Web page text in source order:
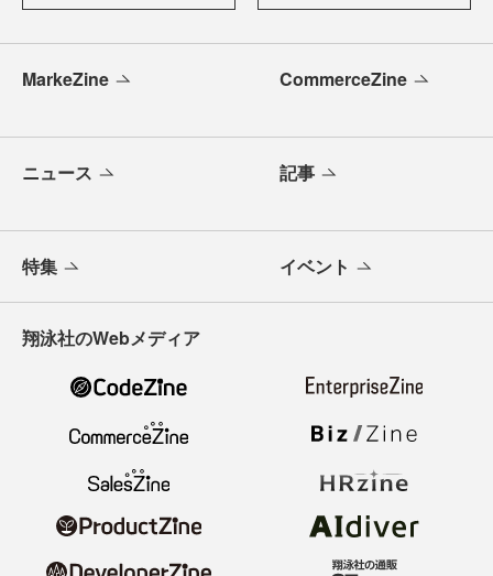
MarkeZine CommerceZine
ニュース 記事
特集 イベント
翔泳社のWebメディア